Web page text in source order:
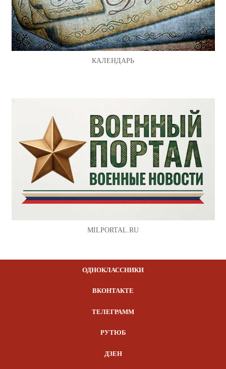
КАЛЕНДАРЬ
MILPORTAL.RU
ОДНОКЛАССНИКИ
ВКОНТАКТЕ
ТЕЛЕГРАММ
РУТЮБ
ДЗЕН